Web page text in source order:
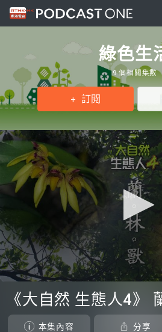
綠色生
9 個相關集數
訂閱
seconds
seconds
《大自然 生態人4》
本集內容 分享